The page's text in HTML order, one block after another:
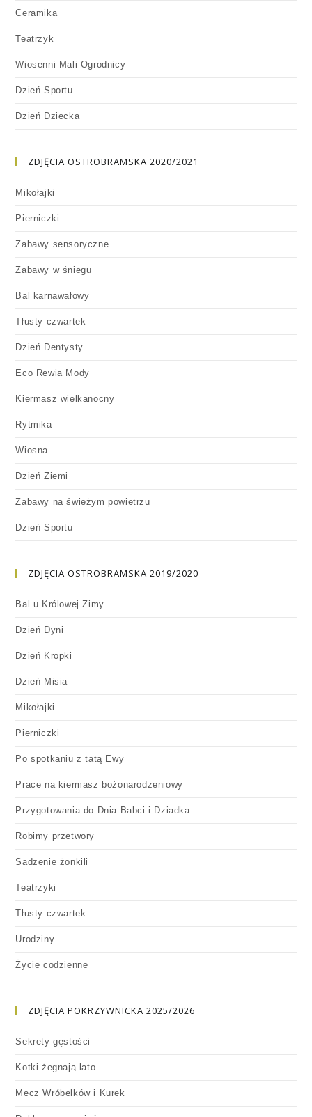
Ceramika
Teatrzyk
Wiosenni Mali Ogrodnicy
Dzień Sportu
Dzień Dziecka
ZDJĘCIA OSTROBRAMSKA 2020/2021
Mikołajki
Pierniczki
Zabawy sensoryczne
Zabawy w śniegu
Bal karnawałowy
Tłusty czwartek
Dzień Dentysty
Eco Rewia Mody
Kiermasz wielkanocny
Rytmika
Wiosna
Dzień Ziemi
Zabawy na świeżym powietrzu
Dzień Sportu
ZDJĘCIA OSTROBRAMSKA 2019/2020
Bal u Królowej Zimy
Dzień Dyni
Dzień Kropki
Dzień Misia
Mikołajki
Pierniczki
Po spotkaniu z tatą Ewy
Prace na kiermasz bożonarodzeniowy
Przygotowania do Dnia Babci i Dziadka
Robimy przetwory
Sadzenie żonkili
Teatrzyki
Tłusty czwartek
Urodziny
Życie codzienne
ZDJĘCIA POKRZYWNICKA 2025/2026
Sekrety gęstości
Kotki żegnają lato
Mecz Wróbelków i Kurek